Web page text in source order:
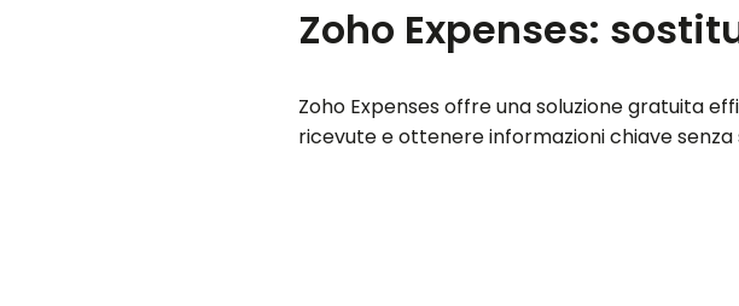
Zoho Expenses:
Zoho Expenses offre una soluzione gratuita
ricevute e ottenere informazioni chiave senza